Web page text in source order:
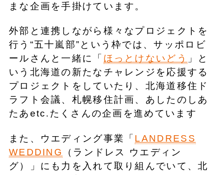
まな企画を手掛けています。
外部と連携しながら様々なプロジェクトを
行う“五十嵐部”という枠では、サッポロビ
ールさんと一緒に「 ほっとけないどう
」と
いう北海道の新たなチャレンジを応援する
プロジェクトをしていたり、北海道移住ド
ラフト会議、札幌移住計画、あしたのしあ
たあetc.たくさんの企画を進めています
また、ウエディング事業「 LANDRESS
WEDDING
（ランドレス ウエディン
グ）」にも力を入れて取り組んでいて、北